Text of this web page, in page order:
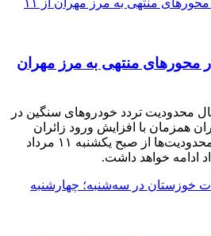
محورهای منتهی به مرز مهران
محدودیت تردد خودروهای سنگین در
همزمان با افزایش ورود زائران
اربعین خبر داد و گفت: این محدودیت‌ها از صبح یکشنبه ۱۱ مرداد